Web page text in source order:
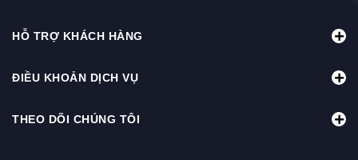
HỖ TRỢ KHÁCH HÀNG
ĐIỀU KHOẢN DỊCH VỤ
THEO DÕI CHÚNG TÔI